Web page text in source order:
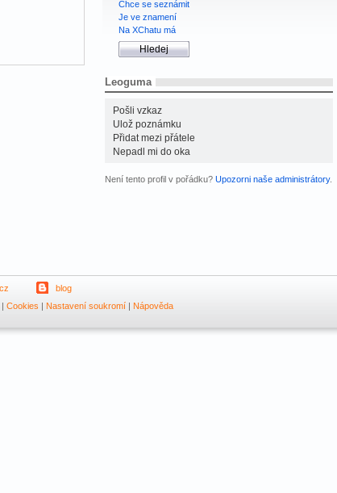
Chce se seznámit
Je ve znamení
Na XChatu má
Leoguma
Pošli vzkaz
Ulož poznámku
Přidat mezi přátele
Nepadl mi do oka
Není tento profil v pořádku? Upozorni naše administrátory.
blog
Cookies | Nastavení soukromí| Nápověda